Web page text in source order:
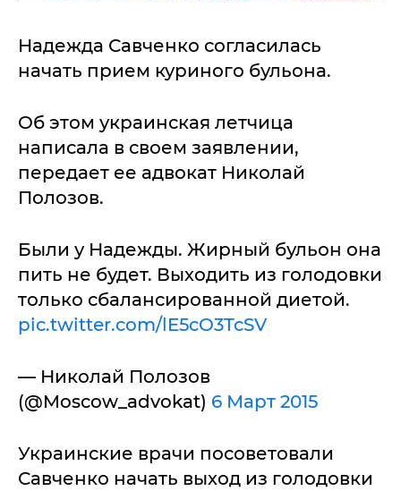
Надежда Савченко согласилась
начать прием куриного бульона.
Об этом украинская летчица
написала в своем заявлении,
передает ее адвокат Николай
Полозов.
Были у Надежды. Жирный бульон она
пить не будет. Выходить из голодовки
только сбалансированной диетой.
pic.twitter.com/lE5cO3TcSV
— Николай Полозов
(@Moscow_advokat) 6 Март 2015
Украинские врачи посоветовали
Савченко начать выход из голодовки